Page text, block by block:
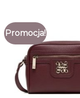
Promocja!